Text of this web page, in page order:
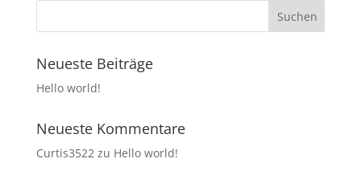
Neueste Beiträge
Hello world!
Neueste Kommentare
Curtis3522zu Hello world!